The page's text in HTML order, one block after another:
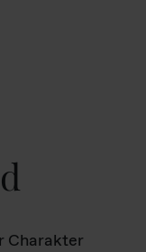
Charakter